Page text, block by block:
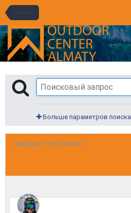
Больше параметров поиска
НАЙДЕНО 1 РЕЗУЛЬТАТ